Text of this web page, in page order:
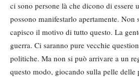
ci sono persone là che dicono di essere
possono manifestarlo apertamente. Non
capisco il motivo di tutto questo. La
guerra. Ci saranno pure vecchie
politiche. Ma non si può arrivare a un
questo modo, giocando sulla pelle delle